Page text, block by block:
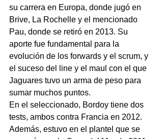
su carrera en Europa, donde jugó en
Brive, La Rochelle y el mencionado
Pau, donde se retiró en 2013. Su
aporte fue fundamental para la
evolución de los forwards y el scrum, y
el suceso del line y el maul con el que
Jaguares tuvo un arma de peso para
sumar muchos puntos.
En el seleccionado, Bordoy tiene dos
tests, ambos contra Francia en 2012.
Además, estuvo en el plantel que se